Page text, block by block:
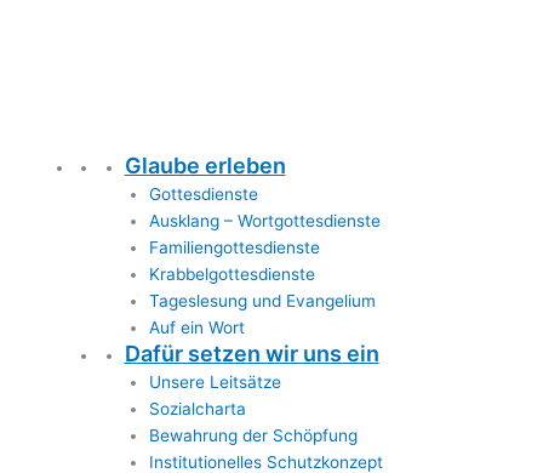
Glaube erleben
Gottesdienste
Ausklang – Wortgottesdienste
Familiengottesdienste
Krabbelgottesdienste
Tageslesung und Evangelium
Auf ein Wort
Dafür setzen wir uns ein
Unsere Leitsätze
Sozialcharta
Bewahrung der Schöpfung
Institutionelles Schutzkonzept